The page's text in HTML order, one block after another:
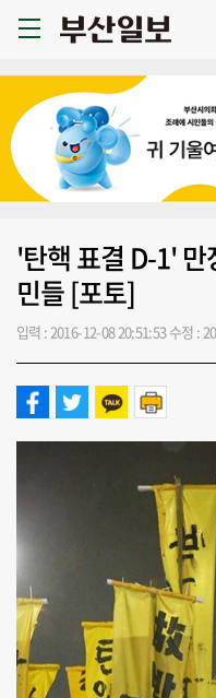
'탄핵 표결 D-1' 만
민들 [포토]
입력 : 2016-12-08 20:51:53수정 :